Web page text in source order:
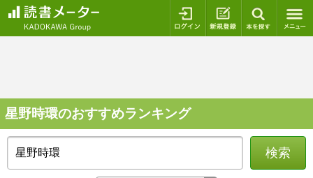
ログイン 新規登録
星野時環のおすすめランキング
検索